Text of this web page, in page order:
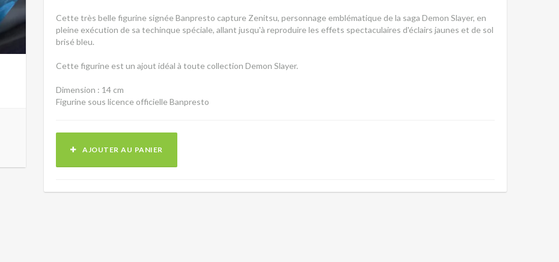
Cette très belle figurine signée Banpresto capture Zenitsu, personnage emblématique de la saga Demon Slayer, en
pleine exécution de sa techinque spéciale, allant jusqu'à reproduire les effets spectaculaires d'éclairs jaunes et de sol
brisé bleu.
Cette figurine est un ajout idéal à toute collection Demon Slayer.
Dimension : 14 cm
Figurine sous licence officielle Banpresto
AJOUTER AU PANIER